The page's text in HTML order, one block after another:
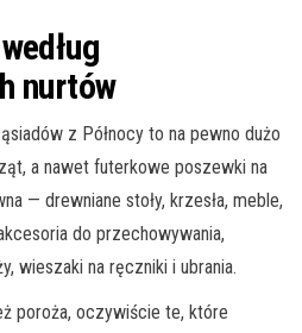
nurtów
z Północy to na pewno dużo
a nawet futerkowe poszewki na
— drewniane stoły, krzesła, meble,
do przechowywania,
wieszaki na ręczniki i ubrania.
poroża, oczywiście te, które